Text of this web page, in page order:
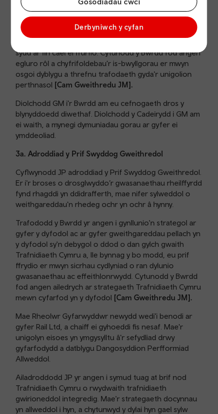
Derbyniwch y cyfan
person a oedd yn mynd â’i gi am dro gorn trên.
Trafododd y Bwrdd adrodd am ddiogelwch a rolau a
chyfrifoldebau Pwyllgor Iechyd, Diogelwch a Lles
sydd ar fin cael ei ffurfio. Cytunodd y Bwrdd fod angen
egluro rôl a chyfrifoldebau'r is-bwyllgorau er mwyn
osgoi dyblygu a threfnu trafodaeth gyda'r unigolion
perthnasol [Cam Gweithredu JM].
Diolchodd GM i'r Bwrdd am eu cefnogaeth dros y
blynyddoedd diwethaf. Diolchodd y Cadeirydd i GM am
ei waith, a mynegi dymuniadau gorau ar gyfer ei
ymddeoliad.
3a. Adroddiad y Prif Swyddog Gweithredol
Cyflwynodd JP adroddiad y Prif Swyddog Gweithredol.
Er i'r broses o drosglwyddo’r gwasanaethau rheilffyrdd
fynd rhagddi yn ddidrafferth, mae nifer sylweddol o
weithgareddau'n rhedeg ochr yn ochr â hynny.
Trafododd y Bwrdd yr angen i gynllunio'n strategol ar
gyfer y dyfodol ac ar gyfer gweithgareddau pellach yn
y dyfodol sy'n debygol o ddod o dan gylch gwaith
Trafnidiaeth Cymru a, lle bynnag y bo modd, eu prif
ffrydio er mwyn sicrhau cydlyniad o ran dylunio
gwasanaethau ac effeithlonrwydd. Cytunodd y Bwrdd
fod angen ailedrych ar strategaeth Trafnidiaeth Cymru
mewn cyfarfod yn y dyfodol [Cam Gweithredu JM].
Mae Rheolwr Gyfarwyddwr newydd wedi'i benodi ar
gyfer Rail Ltd, a chaiff ei gyhoeddi fis nesaf. Mae'r
unigolyn eisoes yn ymgysylltu â'r sefydliad drwy
gyfarfodydd a datblygu Dangosyddion Perfformiad
Allweddol.
Ailadroddodd JP yr angen i symud tuag at brif nod
Trafnidiaeth Cymru o rwydwaith trafnidiaeth
gwirioneddol integredig. Mae'r strategaeth docynnau
yn allweddol i hyn, a chytunwyd y dylai hyn gael sylw